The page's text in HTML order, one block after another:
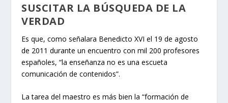
SUSCITAR LA BÚSQUEDA DE LA
VERDAD
Es que, como señalara Benedicto XVI el 19 de agosto
de 2011 durante un encuentro con mil 200 profesores
españoles, “la enseñanza no es una escueta
comunicación de contenidos”.
La tarea del maestro es más bien la “formación de